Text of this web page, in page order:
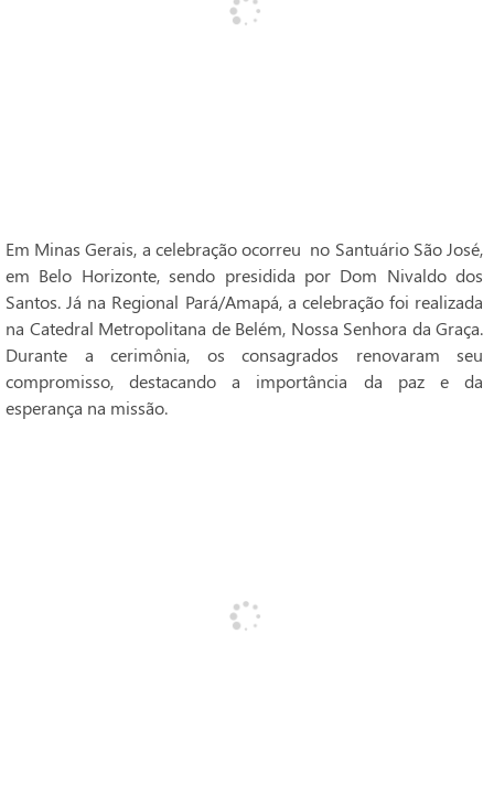
Em Minas Gerais, a celebração ocorreu no Santuário São José,
em Belo Horizonte, sendo presidida por Dom Nivaldo dos
Santos. Já na Regional Pará/Amapá, a celebração foi realizada
na Catedral Metropolitana de Belém, Nossa Senhora da Graça.
Durante a cerimônia, os consagrados renovaram seu
compromisso, destacando a importância da paz e da
esperança na missão.